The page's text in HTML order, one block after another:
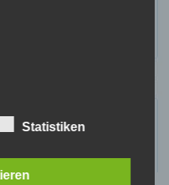
Statistiken